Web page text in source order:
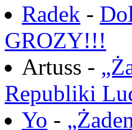
Radek -
GROZY!!!
Artuss -
Republiki
Yo -